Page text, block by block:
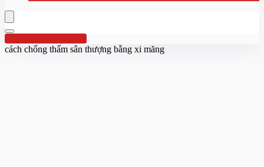
Hotline:0961 894 472
cách chống thấm sân thượng bằng xi măng